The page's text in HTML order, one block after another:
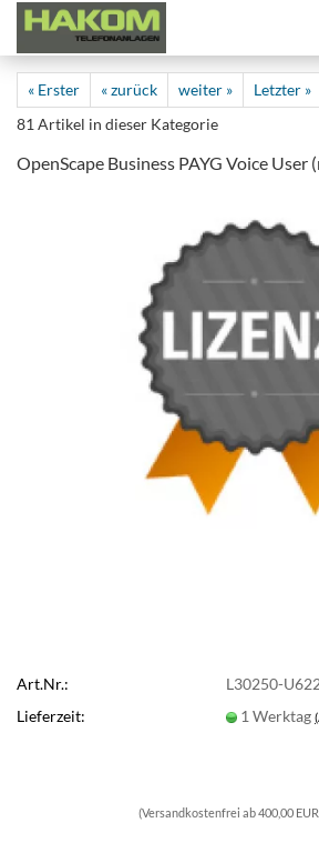
« Erster « zurück weiter »
Letzter »
81 Artikel in dieser Kategorie
OpenScape Business PAYG Voice
Art.Nr.:
L30250-
Lieferzeit:
1 Werktag
(Versandkostenfrei ab 400,00